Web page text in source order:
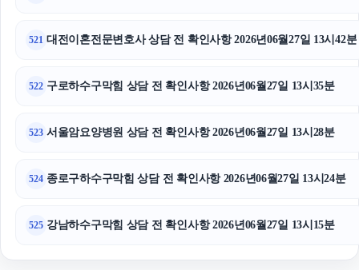
521 대전이혼전문변호사 상담 전 확인사항 2026년06월27일 13시42분
522 구로하수구막힘 상담 전 확인사항 2026년06월27일 13시35분
523 서울암요양병원 상담 전 확인사항 2026년06월27일 13시28분
524 종로구하수구막힘 상담 전 확인사항 2026년06월27일 13시24분
525 강남하수구막힘 상담 전 확인사항 2026년06월27일 13시15분